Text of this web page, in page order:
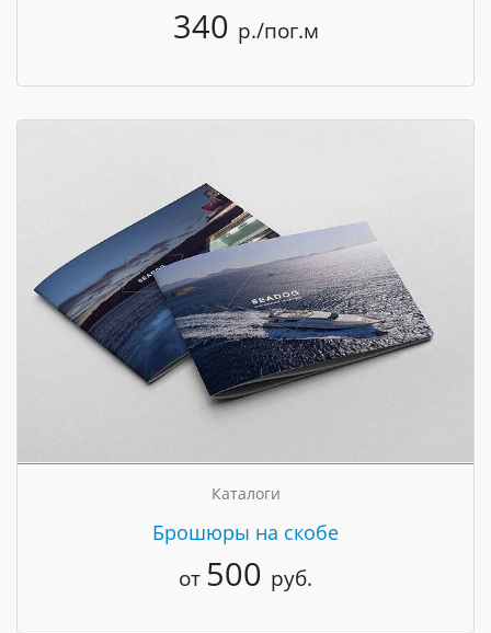
340 р./пог.м
Каталоги
Брошюры на скобе
от 500 руб.